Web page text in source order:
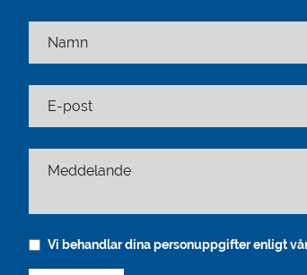
Namn
E-post
Vi behandlar dina personuppgifter enligt